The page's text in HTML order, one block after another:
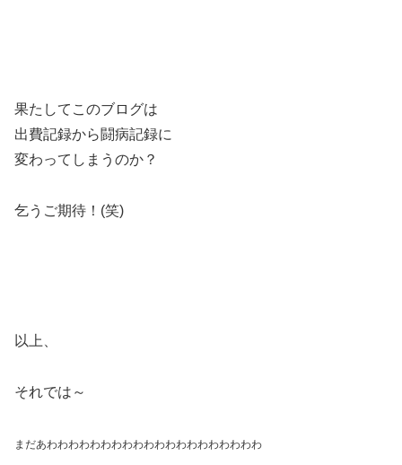
果たしてこのブログは
出費記録から闘病記録に
変わってしまうのか？
乞うご期待！(笑)
以上、
それでは～
まだあわわわわわわわわわわわわわわわわわわわわ